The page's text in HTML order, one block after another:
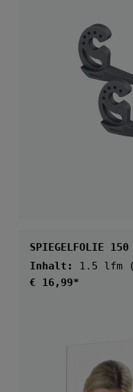
Inhalt: 1.5 lfm
Regulärer Preis:
€ 16,99*